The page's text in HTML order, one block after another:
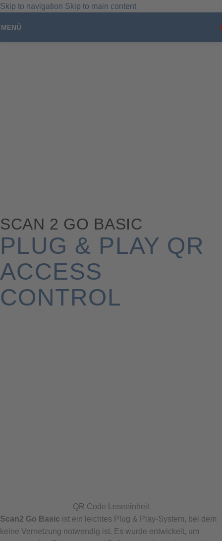
Skip to navigation Skip to main content
Unser Angebot richtet sich ausschließlich an gewerbliche Kunden,
Unternehmer, Freiberufler und öffentliche Einrichtungen im Sinne des
MENÜ
SCAN 2 GO BASIC
PLUG & PLAY QR
ACCESS
CONTROL
QR Code Leseeinheit
Scan2 Go Basic ist ein leichtes Plug & Play-System, bei dem
keine Vernetzung notwendig ist. Es wurde entwickelt, um